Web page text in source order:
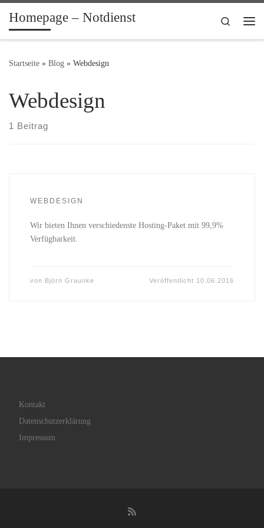
Zum Inhalt springen
Homepage – Notdienst
Search
Startseite » Blog » Webdesign
Webdesign
1 Beitrag
WEBDESIGN
Wir bieten Ihnen verschiedenste Hosting-Paket mit 99,9%
Verfügbarkeit.
von Björn Graunke Veröffentlicht 10.06.2016
Kontakt
Datenschutzerklärung
Impressum